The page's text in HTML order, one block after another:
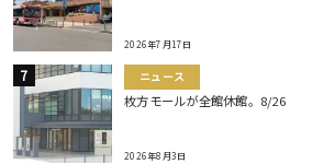
2026年7月17日
ニュース
枚方モールが全館休館。8/26
2026年8月3日